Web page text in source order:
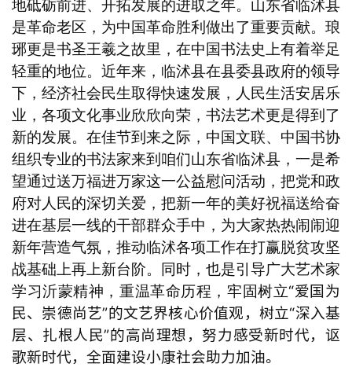
地砥砺前进、开拓发展的进取之年。山东省临沭县
是革命老区，为中国革命胜利做出了重要贡献。琅
琊更是书圣王羲之故里，在中国书法史上有着举足
轻重的地位。近年来，临沭县在县委县政府的领导
下，经济社会民生取得快速发展，人民生活安居乐
业，各项文化事业欣欣向荣，书法艺术更是得到了
新的发展。在佳节到来之际，中国文联、中国书协
组织专业的书法家来到咱们山东省临沭县，一是希
望通过送万福进万家这一公益慰问活动，把党和政
府对人民的深切关爱，把新一年的美好祝福送给奋
进在基层一线的干部群众手中，为大家热热闹闹迎
新年营造气氛，推动临沭各项工作在打赢脱贫攻坚
战基础上再上新台阶。同时，也是引导广大艺术家
学习沂蒙精神，重温革命历程，牢固树立“爱国为
民、崇德尚艺”的文艺界核心价值观，树立“深入基
层、扎根人民”的高尚理想，努力感受新时代，讴
歌新时代，全面建设小康社会助力加油。